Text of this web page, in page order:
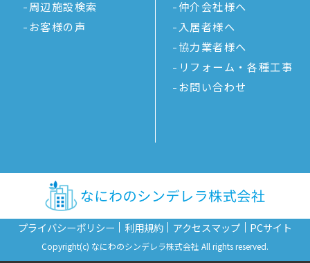
周辺施設検索
お客様の声
仲介会社様へ
入居者様へ
協力業者様へ
リフォーム・各種工事
お問い合わせ
プライバシーポリシー 利用規約 アクセスマップ PCサイト
Copyright(c) なにわのシンデレラ株式会社 All rights reserved.